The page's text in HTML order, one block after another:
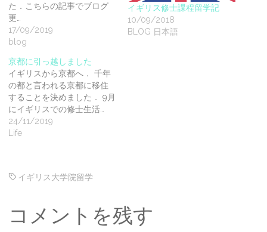
た．こちらの記事でブログ
更…
17/09/2019
blog
イギリス修士課程留学記
10/09/2018
BLOG 日本語
京都に引っ越しました
イギリスから京都へ． 千年
の都と言われる京都に移住
することを決めました． 9月
にイギリスでの修士生活…
24/11/2019
Life
イギリス大学院留学
コメントを残す